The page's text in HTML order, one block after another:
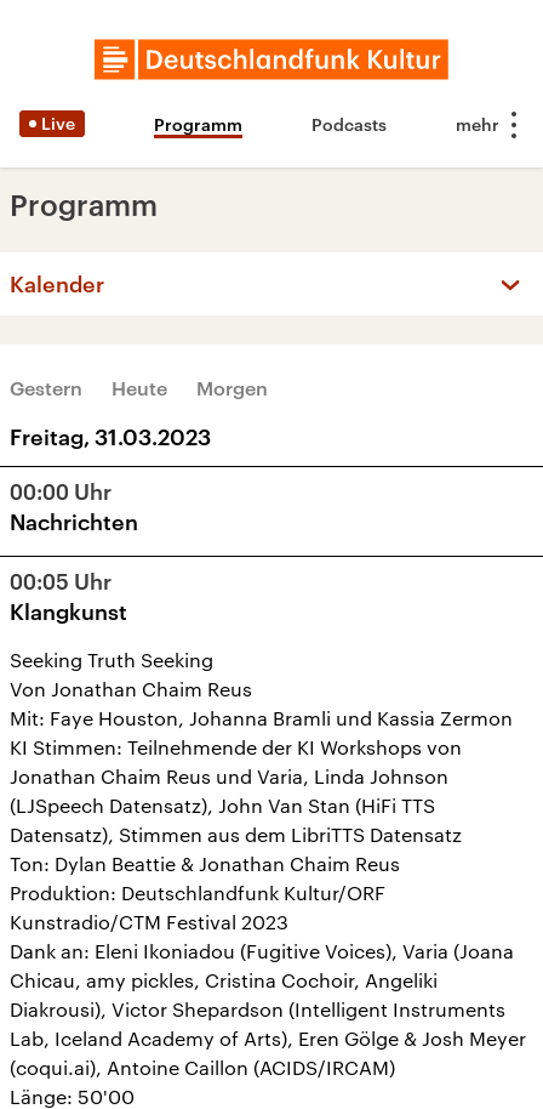
Live Programm Podcasts
Programm
Kalender
Mo Di Mi Do
6
Gestern Heute Morgen
Freitag, 31.03.2023
00:00 Uhr
Nachrichten
00:05 Uhr
Klangkunst
Seeking Truth Seeking
Von Jonathan Chaim Reus
Mit: Faye Houston, Johanna Bramli und Kassia Zermon
KI Stimmen: Teilnehmende der KI Workshops von
Jonathan Chaim Reus und Varia, Linda Johnson
(LJSpeech Datensatz), John Van Stan (HiFi TTS
Datensatz), Stimmen aus dem LibriTTS Datensatz
Ton: Dylan Beattie & Jonathan Chaim Reus
Produktion: Deutschlandfunk Kultur/ORF
Kunstradio/CTM Festival 2023
Dank an: Eleni Ikoniadou (Fugitive Voices), Varia (Joana
Chicau, amy pickles, Cristina Cochoir, Angeliki
Diakrousi), Victor Shepardson (Intelligent Instruments
Lab, Iceland Academy of Arts), Eren Gölge & Josh Meyer
(coqui.ai), Antoine Caillon (ACIDS/IRCAM)
Länge: 50'00